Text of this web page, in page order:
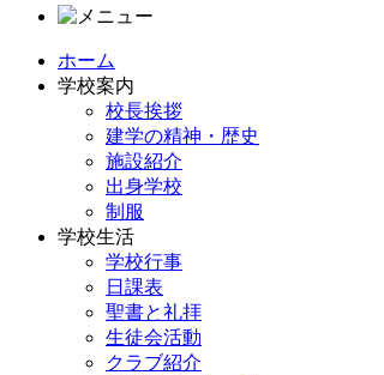
ホーム
学校案内
校長挨拶
建学の精神・歴史
施設紹介
出身学校
制服
学校生活
学校行事
日課表
聖書と礼拝
生徒会活動
クラブ紹介